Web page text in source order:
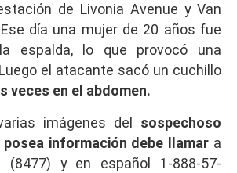
de Livonia Avenue y Van
día una mujer de 20 años fue
espalda, lo que provocó una
el atacante sacó un cuchillo
veces en el abdomen.
imágenes del sospechoso
información debe llamar a
(8477) y en español 1-888-57-